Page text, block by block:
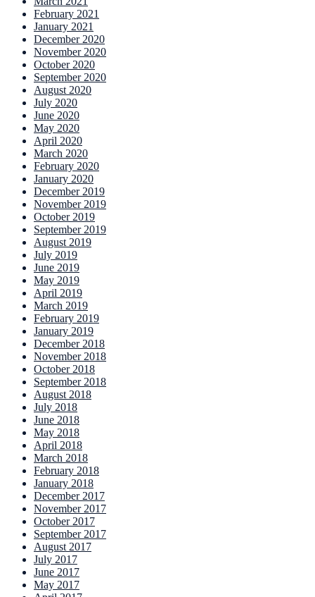
February 2021
January 2021
December 2020
November 2020
October 2020
September 2020
August 2020
July 2020
June 2020
May 2020
April 2020
March 2020
February 2020
January 2020
December 2019
November 2019
October 2019
September 2019
August 2019
July 2019
June 2019
May 2019
April 2019
March 2019
February 2019
January 2019
December 2018
November 2018
October 2018
September 2018
August 2018
July 2018
June 2018
May 2018
April 2018
March 2018
February 2018
January 2018
December 2017
November 2017
October 2017
September 2017
August 2017
July 2017
June 2017
May 2017